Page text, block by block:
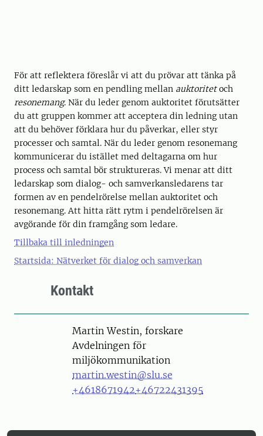
För att reflektera föreslår vi att du prövar att tänka på
ditt ledarskap som en pendling mellan auktoritetoch
resonemang. När du leder genom auktoritet förutsätter
du att gruppen kommer att acceptera din ledning utan
att du behöver förklara hur du påverkar, eller styr
processer och samtal. När du leder genom resonemang
kommunicerar du istället med deltagarna om hur
process och samtal bör struktureras. Vi menar att ditt
ledarskap som dialog- och samverkansledarens tar
formen av en pendelrörelse mellan auktoritet och
resonemang. Att hitta rätt rytm i pendelrörelsen är
avgörande för din framgång som ledare.
Tillbaka till inledningen
Startsida: Nätverket för dialog och samverkan
Kontakt
PersonMartin Westin, forskare
Avdelningen för
miljökommunikation
martin.westin@slu.se
+4618671942+46722431395